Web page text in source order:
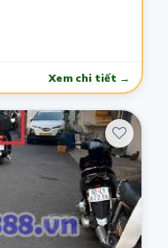
Xem chi tiết →